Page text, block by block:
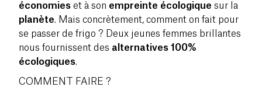
économies et à son empreinte écologique sur la
planète. Mais concrètement, comment on fait pour
se passer de frigo ? Deux jeunes femmes brillantes
nous fournissent des alternatives 100%
écologiques.
COMMENT FAIRE ?